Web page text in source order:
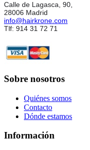
Calle de Lagasca, 90,
28006 Madrid
info@hairkrone.com
Tlf: 914 31 72 71
Sobre nosotros
Quiénes somos
Contacto
Dónde estamos
Información